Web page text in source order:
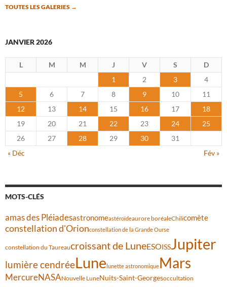
TOUTES LES GALERIES →
JANVIER 2026
L M M J V S
D
1
2 3
4
5
6 7 8 9 10
11
12
13 14 15 16 17
18
19
20 21 22 23 24
25
26
27 28 29 30
31
« Déc
Fév »
MOTS-CLÉS
amas des Pléiadesastronomeastéroïdeaurore boréaleChilicomète
constellation d'Orionconstellation de la Grande Ourse
constellation du Taureaucroissant de LuneESOISSJupiter
lumière cendréeLunelunette astronomiqueMars
MercureNASANouvelle LuneNuits-Saint-Georgesoccultation